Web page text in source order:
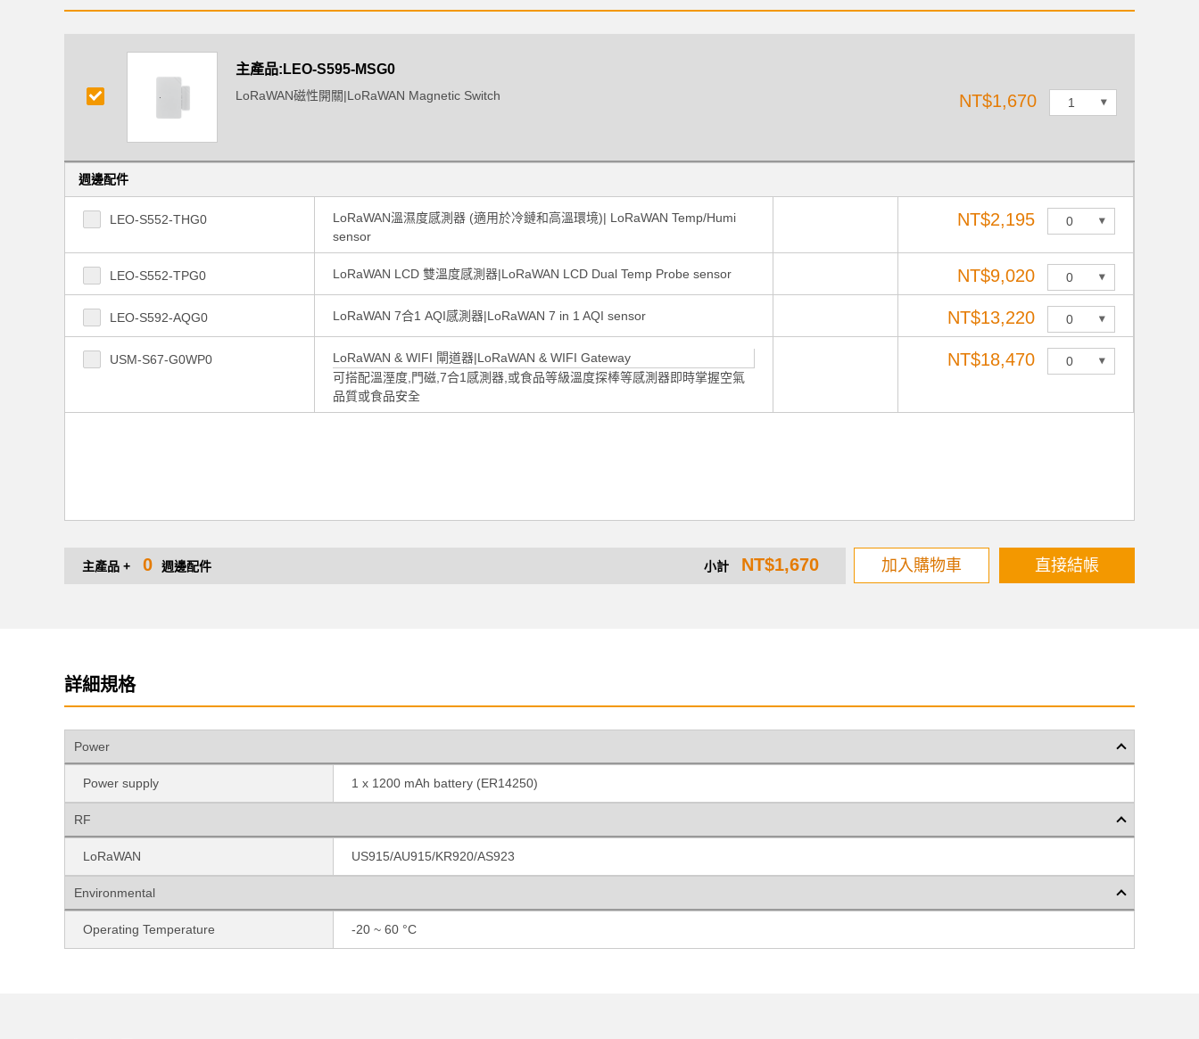
主產品:LEO-S595-MSG0
LoRaWAN磁性開關|LoRaWAN Magnetic Switch NT$1,670
週邊配件
LEO-S552-THG0
LoRaWAN溫濕度感測器 (適用於冷鏈和高溫環境)| LoRaWAN Temp/Humi
sensor
NT$2,195
LEO-S552-TPG0 LoRaWAN LCD 雙溫度感測器|LoRaWAN LCD Dual Temp Probe sensor NT$9,020
LEO-S592-AQG0 LoRaWAN 7合1 AQI感測器|LoRaWAN 7 in 1 AQI sensor NT$13,220
USM-S67-G0WP0
LoRaWAN & WIFI 閘道器|LoRaWAN & WIFI Gateway
可搭配溫溼度,門磁,7合1感測器,或食品等級溫度探棒等感測器即時掌握空氣
品質或食品安全
NT$18,470
主產品 + 0 週邊配件 小計 NT$1,670 加入購物車 直接結帳
詳細規格
Power
Power supply 1 x 1200 mAh battery (ER14250)
RF
LoRaWAN US915/AU915/KR920/AS923
Environmental
Operating Temperature -20 ~ 60 °C